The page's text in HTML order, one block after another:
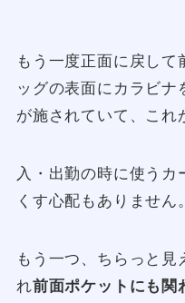
もう一度正面に戻し
ッグの表面にカラビ
が施されていて、これ
入・出勤の時に使うカ
くす心配もありません。
もう一つ、ちらっと見
れ前面ポケットにも関